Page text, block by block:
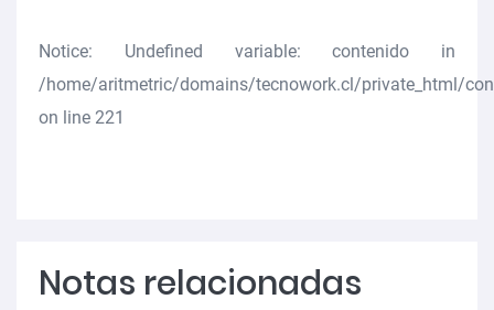
Notice: Undefined variable: contenido in
/home/aritmetric/domains/tecnowork.cl/private_html/
on line 221
Notas relacionadas